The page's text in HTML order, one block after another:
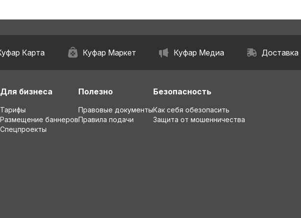
Карта Куфар Маркет Куфар Медиа Доставка
Для бизнеса
Тарифы
Размещение баннеров
Спецпроекты
Полезно
Правовые документы
Правила подачи
Безопасность
Как себя обезопасить
Защита от мошенничества